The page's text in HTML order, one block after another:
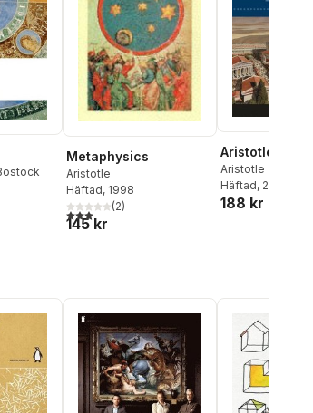
Metaphysics
Aristotle
Häftad, 1998
3,0utav 5 stjärnor. Totalt antal röster:
(2)
145 kr
Aristotle's
Aristotle
Häftad, 2013
188 kr